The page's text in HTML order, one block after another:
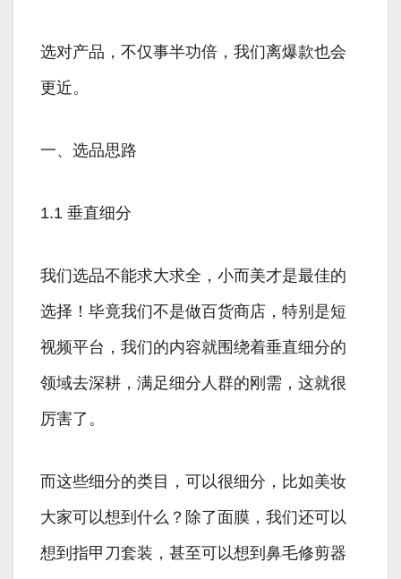
选对产品，不仅事半功倍，我们离爆款也会
更近。
一、选品思路
1.1 垂直细分
我们选品不能求大求全，小而美才是最佳的
选择！毕竟我们不是做百货商店，特别是短
视频平台，我们的内容就围绕着垂直细分的
领域去深耕，满足细分人群的刚需，这就很
厉害了。
而这些细分的类目，可以很细分，比如美妆
大家可以想到什么？除了面膜，我们还可以
想到指甲刀套装，甚至可以想到鼻毛修剪器